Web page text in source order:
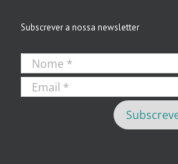
Subscrever a nossa newsletter